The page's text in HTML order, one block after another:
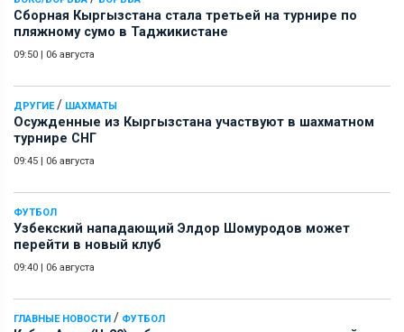
Сборная Кыргызстана стала третьей на турнире по
пляжному сумо в Таджикистане
09:50 | 06 августа
ДРУГИЕ/ ШАХМАТЫ
Осужденные из Кыргызстана участвуют в шахматном
турнире СНГ
09:45 | 06 августа
ФУТБОЛ
Узбекский нападающий Элдор Шомуродов может
перейти в новый клуб
09:40 | 06 августа
ГЛАВНЫЕ НОВОСТИ / ФУТБОЛ